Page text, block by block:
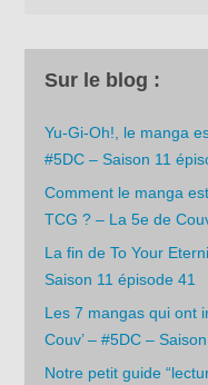
Sur le blog :
Yu-Gi-Oh!, le manga
#5DC – Saison 11
Comment le manga
TCG ? – La 5e de
La fin de To Your
Saison 11 épisode 41
Les 7 mangas qui ont
Couv’ – #5DC –
Notre petit guide